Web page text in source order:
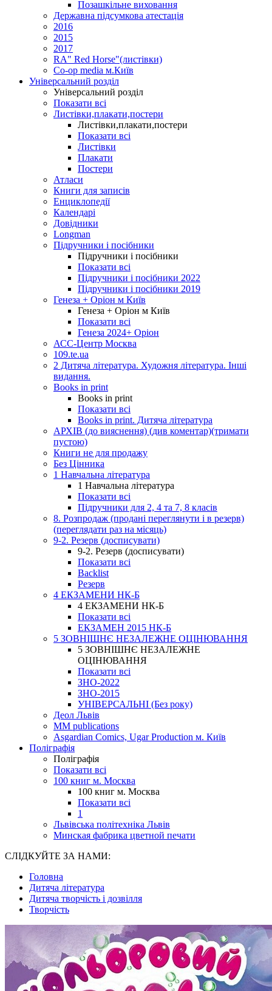
Позашкільне виховання
Державна підсумкова атестація
2016
2015
2017
RA" Red Horse"(листівки)
Co-op media м.Київ
Універсальний розділ
Універсальний розділ
Показати всі
Листівки,плакати,постери
Листівки,плакати,постери
Показати всі
Листівки
Плакати
Постери
Атласи
Книги для записів
Енциклопедії
Календарі
Довідники
Longman
Підручники і посібники
Підручники і посібники
Показати всі
Підручники і посібники 2022
Підручники і посібники 2019
Генеза + Оріон м Київ
Генеза + Оріон м Київ
Показати всі
Генеза 2024+ Оріон
АСС-Центр Москва
109.te.ua
2 Дитяча література. Художня література. Інші
видання.
Books in print
Books in print
Показати всі
Books in print. Дитяча література
АРХІВ (до вияснення) (див коментар)(тримати
пустою)
Книги не для продажу
Без Цінника
1 Навчальна література
1 Навчальна література
Показати всі
Підручники для 2, 4 та 7, 8 класів
8. Розпродаж (продані переглянути і в резерв)
(переглядати раз на місяць)
9-2. Резерв (досписувати)
9-2. Резерв (досписувати)
Показати всі
Backlist
Резерв
4 ЕКЗАМЕНИ НК-Б
4 ЕКЗАМЕНИ НК-Б
Показати всі
ЕКЗАМЕН 2015 НК-Б
5 ЗОВНІШНЄ НЕЗАЛЕЖНЕ ОЦІНЮВАННЯ
5 ЗОВНІШНЄ НЕЗАЛЕЖНЕ
ОЦІНЮВАННЯ
Показати всі
ЗНО-2022
ЗНО-2015
УНІВЕРСАЛЬНІ (Без року)
Деол Львів
MM publications
Asgardian Comics, Ugar Production м. Київ
Поліграфія
Поліграфія
Показати всі
100 книг м. Москва
100 книг м. Москва
Показати всі
1
Львівська політехніка Львів
Минская фабрика цветной печати
СЛІДКУЙТЕ ЗА НАМИ:
Головна
Дитяча література
Дитяча творчість і дозвілля
Творчість